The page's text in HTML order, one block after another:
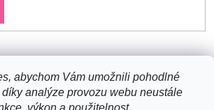
abychom Vám umožnili pohodlné
analýze provozu webu neustále
výkon a použitelnost.